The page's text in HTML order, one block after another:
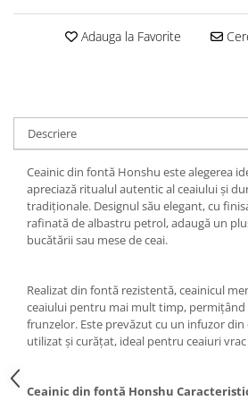
Adauga la Favorite
Descriere
Ceainic din fontă Honshu este alegerea
apreciază ritualul autentic al ceaiului și
tradiționale. Designul său elegant, cu
rafinată de albastru petrol, adaugă un
bucătării sau mese de ceai.
Realizat din fontă rezistentă, ceainicul
ceaiului pentru mai mult timp,
frunzelor. Este prevăzut cu un infuzor
utilizat și curățat, ideal pentru ceaiuri
Ceainic din fontă Honshu